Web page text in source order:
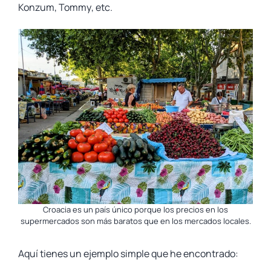
Konzum,Tommy, etc.
Croacia es un país único porque los precios en los
supermercados son más baratos que en los mercados locales.
Aquí tienes un ejemplo simple que he encontrado: